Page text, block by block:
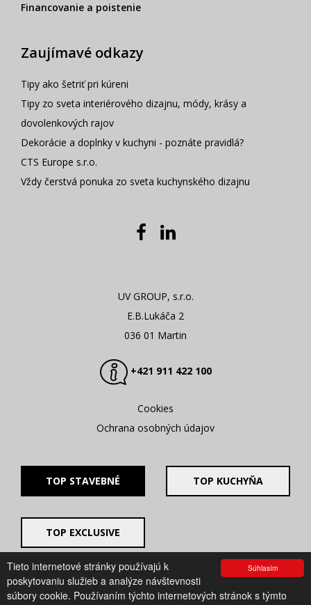
Súhlasím
Tieto internetové stránky používajú k
poskytovaniu služieb a analýze návštevnosti
súbory cookie. Používaním týchto internetových stránok s týmto
Financovanie a poistenie
Zaujímavé odkazy
Tipy ako šetriť pri kúreni
Tipy zo sveta interiérového dizajnu, módy, krásy a
dovolenkových rajov
Dekorácie a doplnky v kuchyni - poznáte pravidlá?
CTS Europe s.r.o.
Vždy čerstvá ponuka zo sveta kuchynského dizajnu
UV GROUP, s.r.o.
E.B.Lukáča 2
036 01 Martin
+421 911 422 100
Cookies
Ochrana osobných údajov
TOP STAVEBNÉ TOP KUCHYŇA
TOP EXCLUSIVE
© 2008 - 2026. UV GROUP s.r.o. |
Created by CTS Europe
s.r.o.